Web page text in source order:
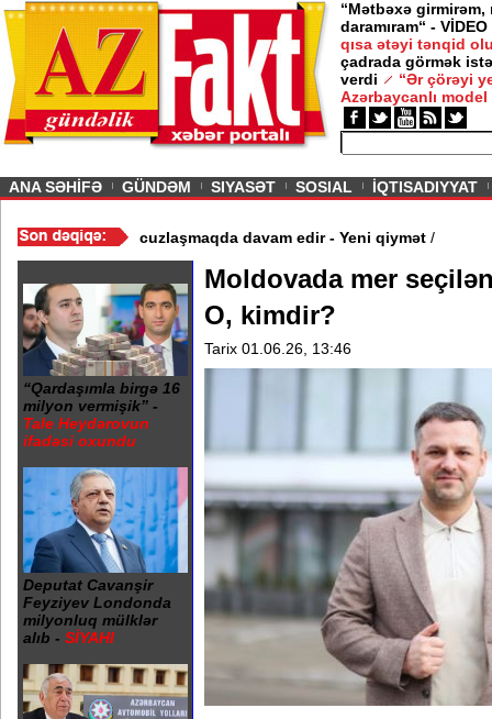
“Mətbəxə girmirəm,
daramıram“ - VİDEO
qısa ətəyi tənqid
çadrada görmək
verdi
“Ər çörəyi
Azərbaycanlı model
ANA SƏHİFƏ GÜNDƏM SIYASƏT SOSIAL İQTISADIYYAT
/Azərbaycan nefti ucuzlaşmaqda davam edir - Yeni qiymət
“Qardaşımla birgə 16
milyon vermişik” -
Tale Heydərovun
ifadəsi oxundu
Deputat Cavanşir
Feyziyev Londonda
milyonluq mülklər
alıb - SİYAHI
Moldovada mer
O, kimdir?
Tarix 01.06.26, 13:46